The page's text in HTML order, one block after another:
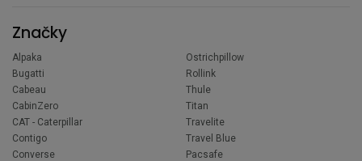
Značky
Alpaka
Bugatti
Cabeau
CabinZero
CAT - Caterpillar
Contigo
Converse
Ostrichpillow
Rollink
Thule
Titan
Travelite
Travel Blue
Pacsafe